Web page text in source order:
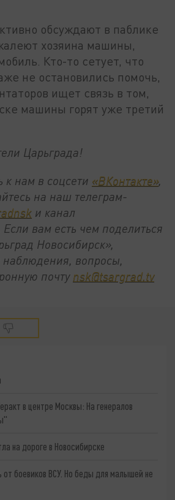
обсуждают в паблике
хозяина машины,
Кто-то сетует, что
не остановились помочь,
ищет связь в том,
машины горят уже третий
Царьграда!
к нам в соцсети «ВКонтакте»,
на наш телеграм-
и канал
Если вам есть чем поделиться
Новосибирск»,
наблюдения, вопросы,
почту nsk@tsargrad.tv
в центре Москвы: На генералов
на дороге в Новосибирске
от боевиков ВСУ. Но беды для малышей не